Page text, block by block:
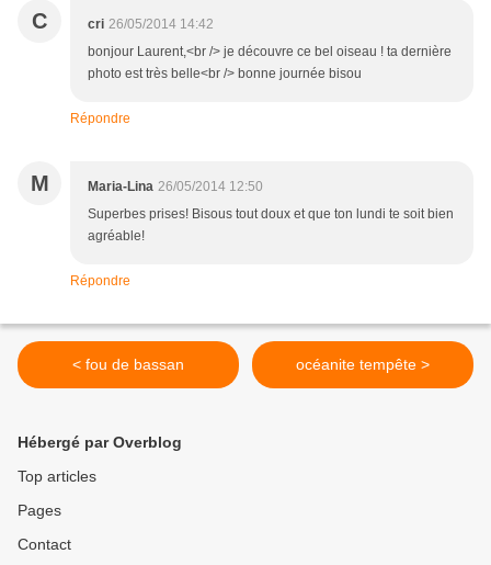
C cri 26/05/2014 14:42
bonjour Laurent,<br /> je découvre ce bel oiseau ! ta dernière
photo est très belle<br /> bonne journée bisou
Répondre
M Maria-Lina 26/05/2014 12:50
Superbes prises! Bisous tout doux et que ton lundi te soit bien
agréable!
Répondre
< fou de bassan océanite tempête >
Hébergé par Overblog
Top articles
Pages
Contact